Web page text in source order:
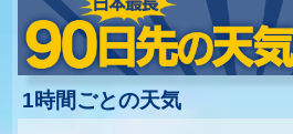
1時間ごとの天気